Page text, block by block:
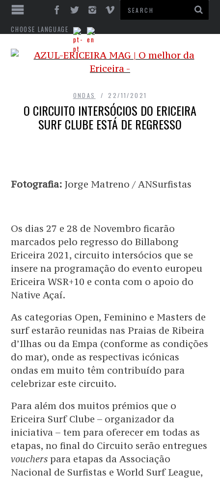
CHOOSE LANGUAGE
ONDAS 22/11/2021
O CIRCUITO INTERSÓCIOS DO ERICEIRA
SURF CLUBE ESTÁ DE REGRESSO
Fotografia: Jorge Matreno / ANSurfistas
Os dias 27 e 28 de Novembro ficarão
marcados pelo regresso do Billabong
Ericeira 2021, circuito intersócios que se
insere na programação do evento europeu
Ericeira WSR+10 e conta com o apoio do
Native Açaí.
As categorias Open, Feminino e Masters de
surf estarão reunidas nas Praias de Ribeira
d’Ilhas ou da Empa (conforme as condições
do mar), onde as respectivas icónicas
ondas em muito têm contribuído para
celebrizar este circuito.
Para além dos muitos prémios que o
Ericeira Surf Clube – organizador da
iniciativa – tem para oferecer em todas as
etapas, no final do Circuito serão entregues
vouchers para etapas da Associação
Nacional de Surfistas e World Surf League,